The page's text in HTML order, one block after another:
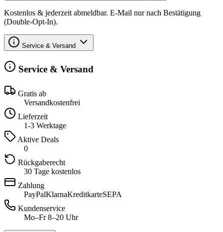
Kostenlos & jederzeit abmeldbar. E-Mail nur nach Bestätigung
(Double-Opt-In).
Service & Versand
Service & Versand
Gratis ab
Versandkostenfrei
Lieferzeit
1-3 Werktage
Aktive Deals
0
Rückgaberecht
30 Tage kostenlos
Zahlung
PayPalKlarnaKreditkarteSEPA
Kundenservice
Mo–Fr 8–20 Uhr